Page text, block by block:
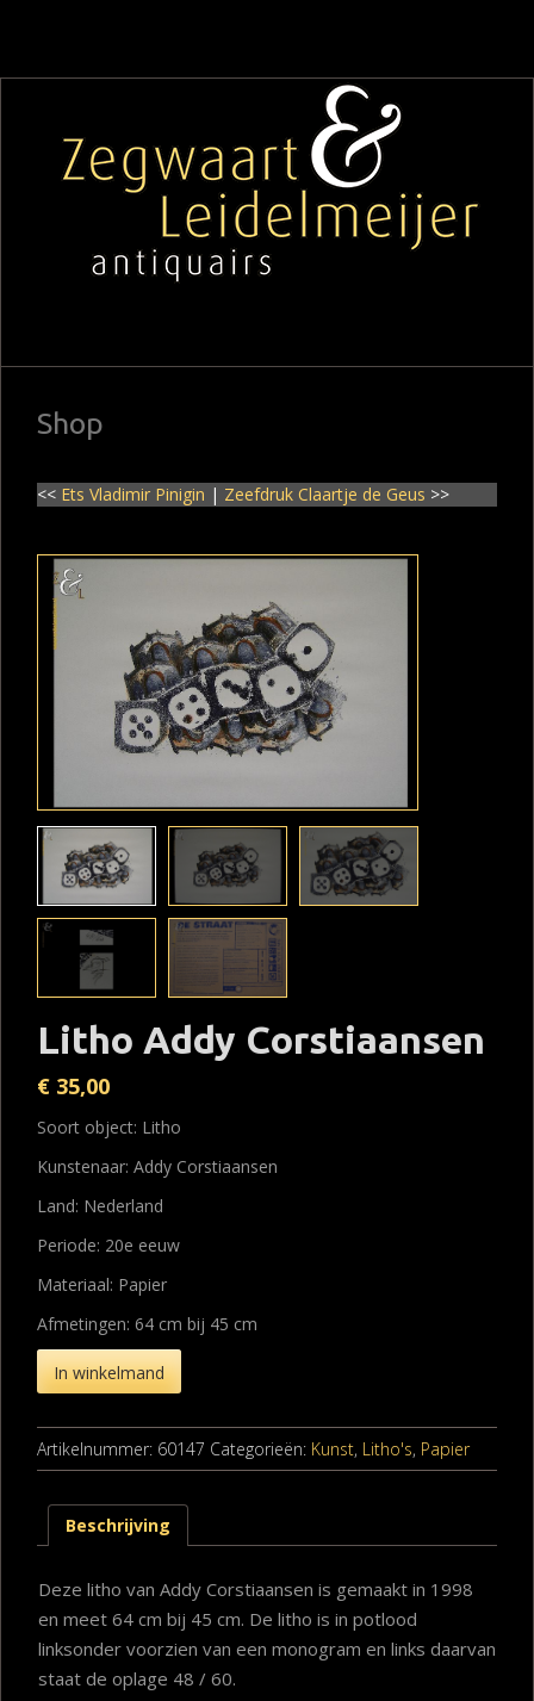
Shop
<< Ets Vladimir Pinigin | Zeefdruk Claartje de Geus >>
Litho Addy Corstiaansen
€ 35,00
Soort object: Litho
Kunstenaar: Addy Corstiaansen
Land: Nederland
Periode: 20e eeuw
Materiaal: Papier
Afmetingen: 64 cm bij 45 cm
In winkelmand
Artikelnummer: 60147 Categorieën: Kunst, Litho's, Papier
Beschrijving
Deze litho van Addy Corstiaansen is gemaakt in 1998
en meet 64 cm bij 45 cm. De litho is in potlood
linksonder voorzien van een monogram en links daarvan
staat de oplage 48 / 60.